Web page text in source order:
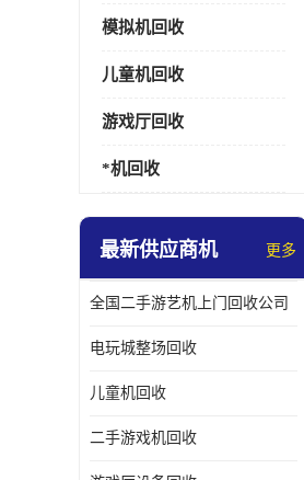
模拟机回收
儿童机回收
游戏厅回收
*机回收
最新供应商机 更多
全国二手游艺机上门回收公司
电玩城整场回收
儿童机回收
二手游戏机回收